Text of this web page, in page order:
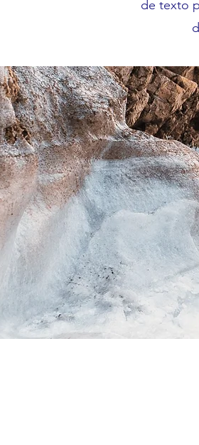
de texto